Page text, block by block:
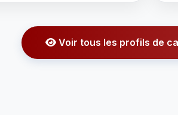
Voir tous les profils de